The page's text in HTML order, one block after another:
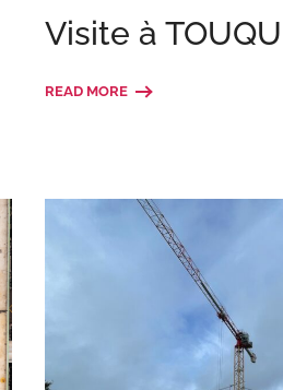
Visite à
READ MORE